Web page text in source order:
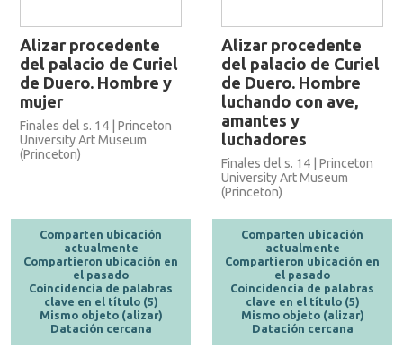
Alizar procedente
del palacio de Curiel
de Duero. Hombre y
mujer
Finales del s. 14 | Princeton
University Art Museum
(Princeton)
Comparten ubicación
actualmente
Compartieron ubicación en
el pasado
Coincidencia de palabras
clave en el título (5)
Mismo objeto (alizar)
Datación cercana
Alizar procedente
del palacio de Curiel
de Duero. Hombre
luchando con ave,
amantes y
luchadores
Finales del s. 14 | Princeton
University Art Museum
(Princeton)
Comparten ubicación
actualmente
Compartieron ubicación en
el pasado
Coincidencia de palabras
clave en el título (5)
Mismo objeto (alizar)
Datación cercana